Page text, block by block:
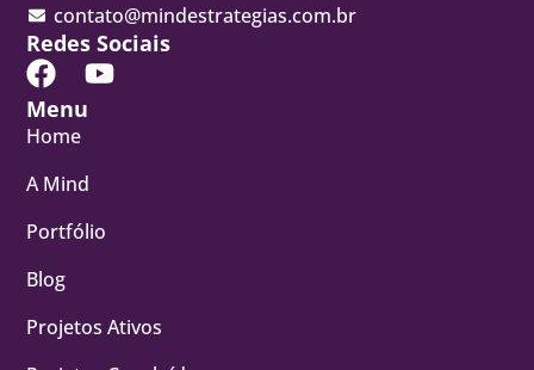
contato@mindestrategias.com.br
Redes Sociais
Menu
Home
A Mind
Portfólio
Blog
Projetos Ativos